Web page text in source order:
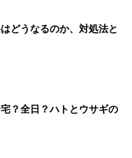
どうなるのか、対処法と
？全日？ハトとウサギの